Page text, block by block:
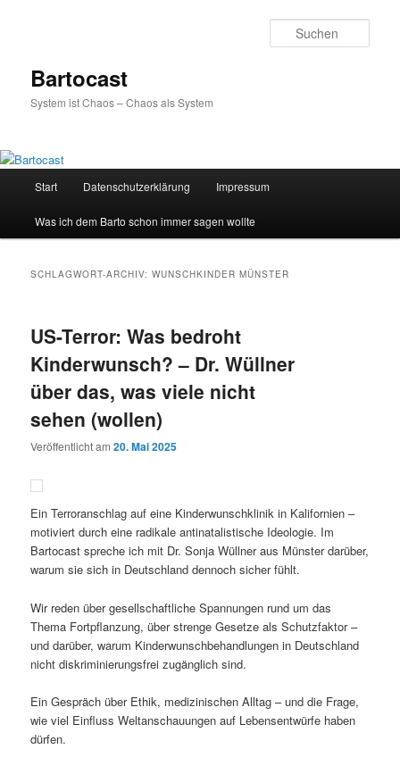
Bartocast
System ist Chaos – Chaos als System
Start Datenschutzerklärung Impressum
Was ich dem Barto schon immer sagen wollte
SCHLAGWORT-ARCHIV:WUNSCHKINDER MÜNSTER
US-Terror: Was bedroht
Kinderwunsch? – Dr. Wüllner
über das, was viele nicht
sehen (wollen)
Veröffentlicht am20. Mai 2025
Ein Terroranschlag auf eine Kinderwunschklinik in Kalifornien –
motiviert durch eine radikale antinatalistische Ideologie. Im
Bartocast spreche ich mit Dr. Sonja Wüllner aus Münster darüber,
warum sie sich in Deutschland dennoch sicher fühlt.
Wir reden über gesellschaftliche Spannungen rund um das
Thema Fortpflanzung, über strenge Gesetze als Schutzfaktor –
und darüber, warum Kinderwunschbehandlungen in Deutschland
nicht diskriminierungsfrei zugänglich sind.
Ein Gespräch über Ethik, medizinischen Alltag – und die Frage,
wie viel Einfluss Weltanschauungen auf Lebensentwürfe haben
dürfen.